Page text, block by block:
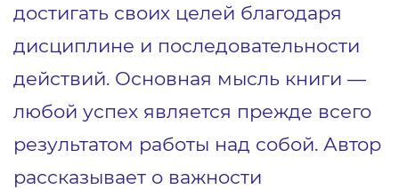
достигать своих целей благодаря
дисциплине и последовательности
действий. Основная мысль книги —
любой успех является прежде всего
результатом работы над собой. Автор
рассказывает о важности